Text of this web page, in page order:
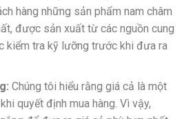
hàng những sản phẩm nam châm
được sản xuất từ các nguồn cung
kiểm tra kỹ lưỡng trước khi đưa ra
Chúng tôi hiểu rằng giá cả là một
quyết định mua hàng. Vì vậy,